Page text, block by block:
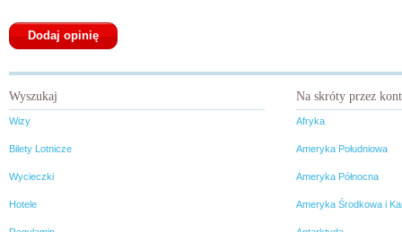
Wyszukaj
Wizy
Bilety Lotnicze
Wycieczki
Hotele
Na skróty przez
Afryka
Ameryka Południowa
Ameryka Północna
Ameryka Środkowa i